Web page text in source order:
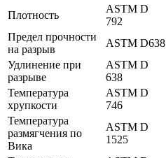
Плотность
ASTM D
792
Предел прочности
на разрыв
ASTM D638
Удлинение при
разрыве
ASTM D
638
Температура
хрупкости
ASTM D
746
Температура
размягчения по
Вика
ASTM D
1525